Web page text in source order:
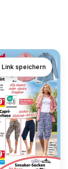
Link speichern